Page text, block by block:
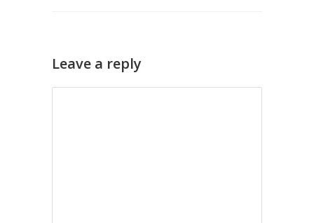
Leave a reply